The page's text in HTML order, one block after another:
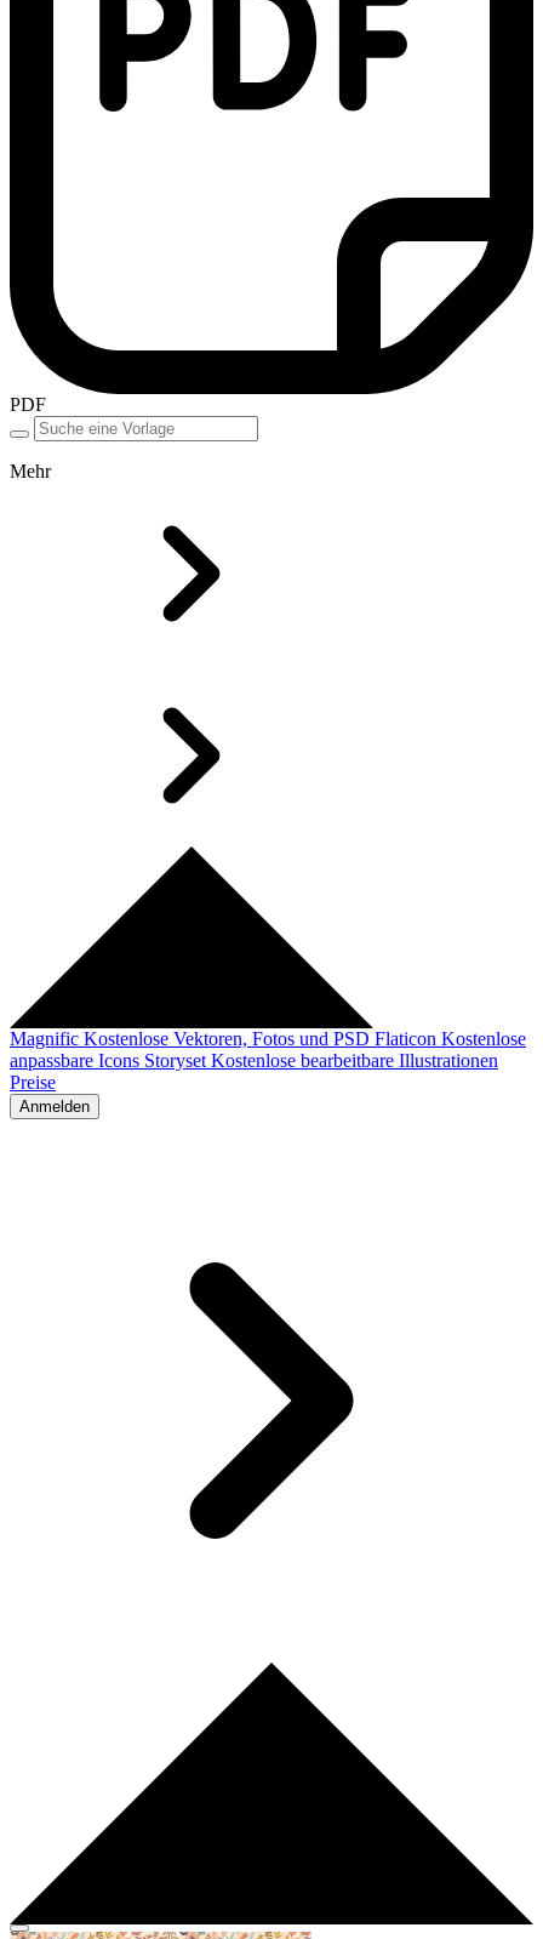
PDF
Mehr
Magnific Kostenlose Vektoren, Fotos und PSD Flaticon Kostenlose
anpassbare Icons Storyset Kostenlose bearbeitbare Illustrationen
Preise
Anmelden